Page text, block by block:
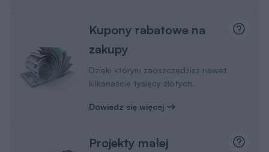
Kupony rabatowe na
zakupy
Dzięki którym zaoszczędzisz nawet
kilkanaście tysięcy złotych.
Dowiedz się więcej
Projekty małej